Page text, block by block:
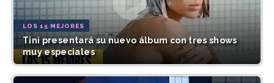
LOS 15 MEJORES
Tini presentará su nuevo álbum con tres shows
muy especiales